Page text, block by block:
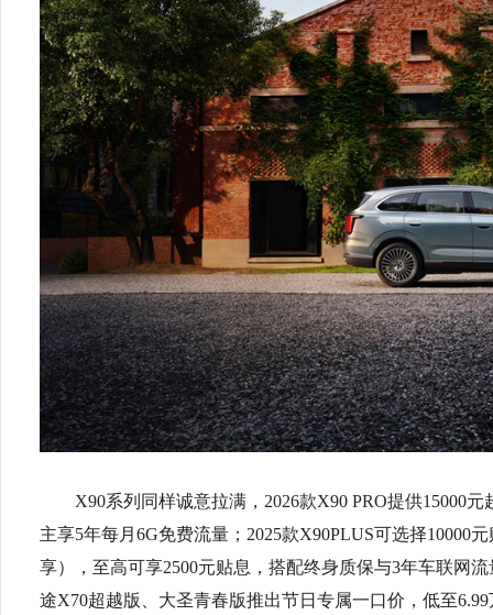
X90系列同样诚意拉满，2026款X90 PRO提供15000
主享5年每月6G免费流量；2025款X90PLUS可选择10000
享），至高可享2500元贴息，搭配终身质保与3年车联网
途X70超越版、大圣青春版推出节日专属一口价，低至